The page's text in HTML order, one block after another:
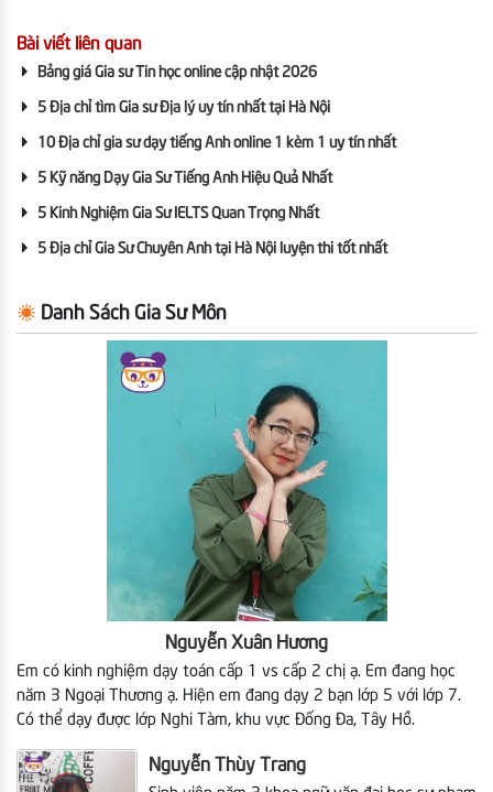
Bài viết liên quan
Bảng giá Gia sư Tin học online cập nhật 2026
5 Địa chỉ tìm Gia sư Địa lý uy tín nhất tại Hà Nội
10 Địa chỉ gia sư dạy tiếng Anh online 1 kèm 1 uy tín nhất
5 Kỹ năng Dạy Gia Sư Tiếng Anh Hiệu Quả Nhất
5 Kinh Nghiệm Gia Sư IELTS Quan Trọng Nhất
5 Địa chỉ Gia Sư Chuyên Anh tại Hà Nội luyện thi tốt nhất
Danh Sách Gia Sư Môn
Nguyễn Xuân Hương
Em có kinh nghiệm dạy toán cấp 1 vs cấp 2 chị ạ. Em đang học
năm 3 Ngoại Thương ạ. Hiện em đang dạy 2 bạn lớp 5 với lớp 7.
Có thể dạy được lớp Nghi Tàm, khu vực Đống Đa, Tây Hồ.
Nguyễn Thùy Trang